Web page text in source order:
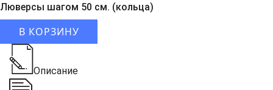
Люверсы шагом 50 см. (кольца)
В КОРЗИНУ
Описание